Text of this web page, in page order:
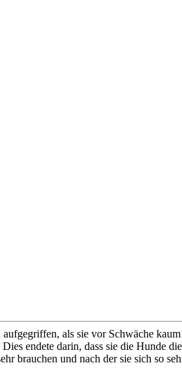
als sie vor Schwäche
endete darin, dass sie die Hunde
brauchen und nach der sie sich so